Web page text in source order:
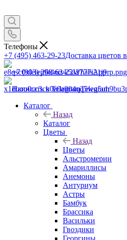
Телефоны
+7 (495) 463-29-23Доставка цветов
+7 (903) 268-62-22WhatsApp
Написать в TelegramTelegram
Каталог
Назад
Каталог
Цветы
Назад
Цветы
Альстромерии
Амариллисы
Анемоны
Антуриум
Астры
Бамбук
Брассика
Васильки
Гвоздики
Георгины